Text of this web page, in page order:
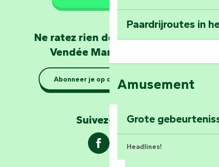
Marais Poitevin
Verken Mill Hill
Paardrijroutes in
Amusement
Grote
Headlines!
Ne ratez rien de l'actualité en
Vendée Marais Poitevin
Abonneer je op onze nieuwsbrief
Suivez-nous !